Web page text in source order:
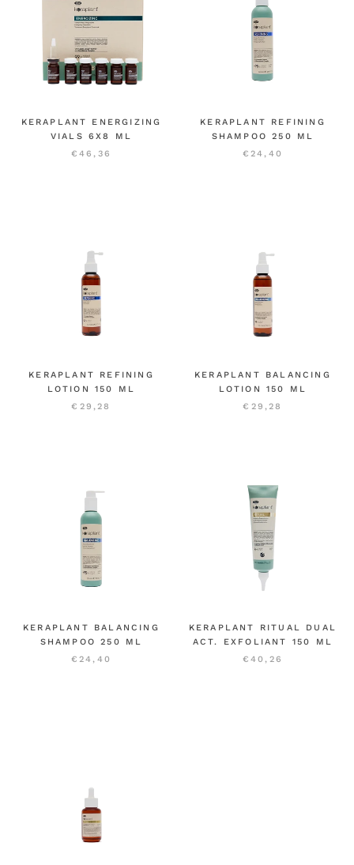
KERAPLANT ENERGIZING
VIALS 6X8 ML
€46,36
KERAPLANT REFINING
SHAMPOO 250 ML
€24,40
KERAPLANT REFINING
LOTION 150 ML
€29,28
KERAPLANT BALANCING
LOTION 150 ML
€29,28
KERAPLANT BALANCING
SHAMPOO 250 ML
€24,40
KERAPLANT RITUAL DUAL
ACT. EXFOLIANT 150 ML
€40,26